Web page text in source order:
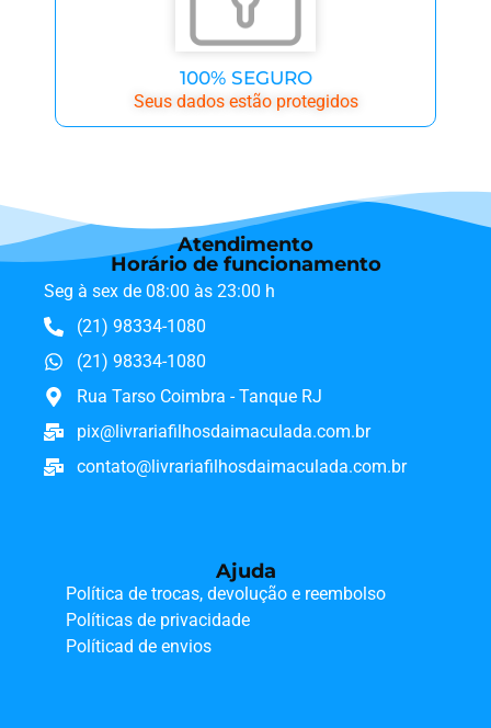
100% SEGURO
Seus dados estão protegidos
Atendimento
Horário de funcionamento
Seg à sex de 08:00 às 23:00 h
(21) 98334-1080
(21) 98334-1080
Rua Tarso Coimbra - Tanque RJ
pix@livrariafilhosdaimaculada.com.br
contato@livrariafilhosdaimaculada.com.br
Ajuda
Política de trocas, devolução e reembolso
Políticas de privacidade
Políticad de envios